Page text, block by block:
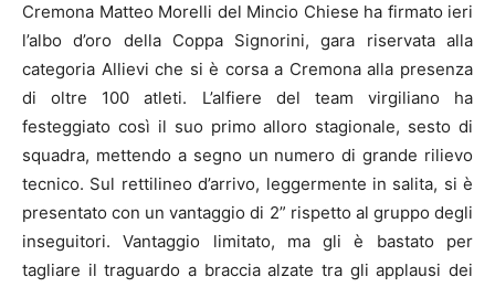
Cremona Matteo Morelli del Mincio Chiese ha firmato ieri
l’albo d’oro della Coppa Signorini, gara riservata alla
categoria Allievi che si è corsa a Cremona alla presenza
di oltre 100 atleti. L’alfiere del team virgiliano ha
festeggiato così il suo primo alloro stagionale, sesto di
squadra, mettendo a segno un numero di grande rilievo
tecnico. Sul rettilineo d’arrivo, leggermente in salita, si è
presentato con un vantaggio di 2” rispetto al gruppo degli
inseguitori. Vantaggio limitato, ma gli è bastato per
tagliare il traguardo a braccia alzate tra gli applausi dei